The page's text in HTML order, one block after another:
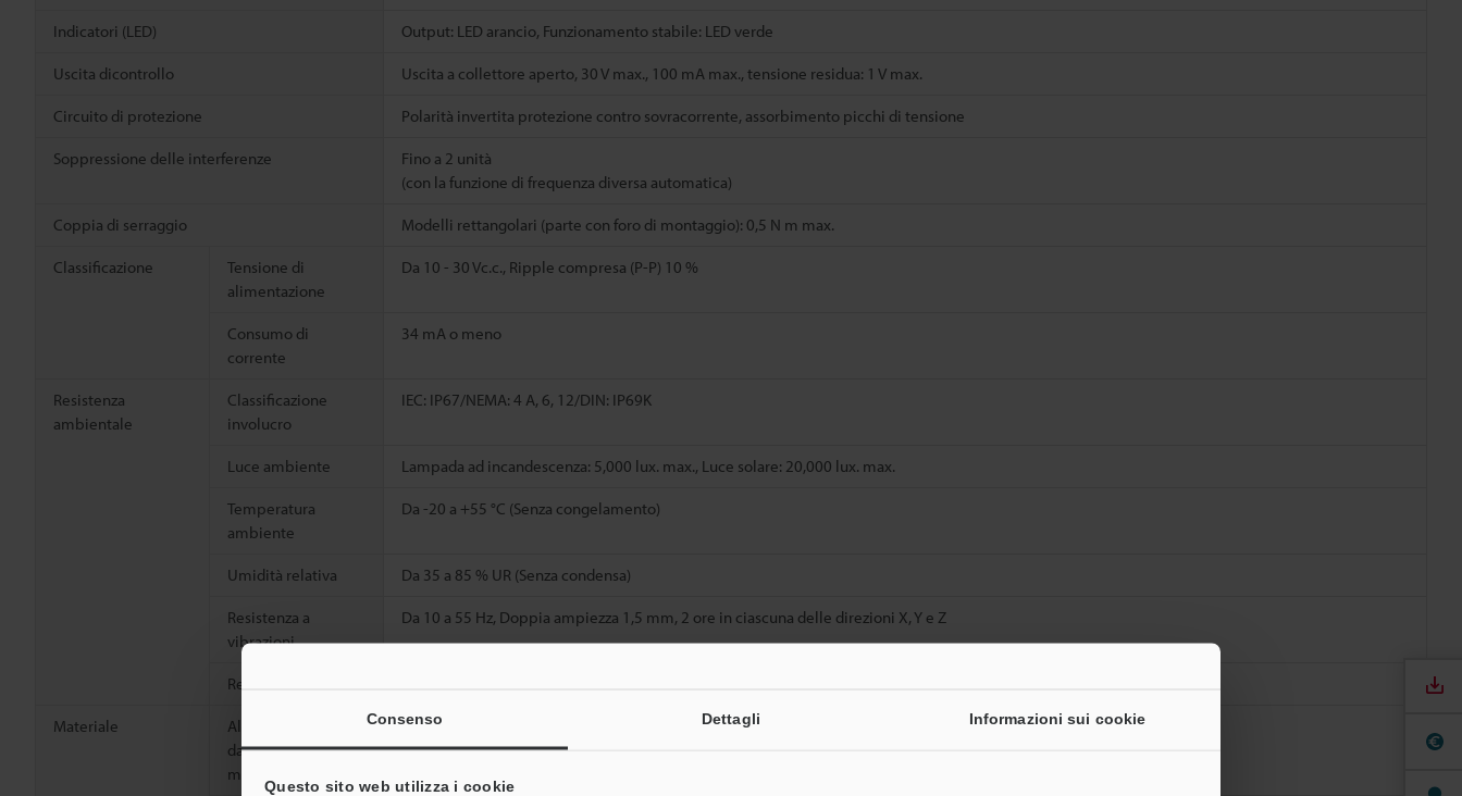
Consenso Dettagli Informazioni sui cookie
Questo sito web utilizza i cookie
Indicatori (LED) Output: LED arancio, Funzionamento stabile: LED verde
Uscita dicontrollo Uscita a collettore aperto, 30 V max., 100 mA max., tensione residua: 1 V max.
Circuito di protezione Polarità invertita protezione contro sovracorrente, assorbimento picchi di tensione
Soppressione delle interferenze
Fino a 2 unità
(con la funzione di frequenza diversa automatica)
Coppia di serraggio Modelli rettangolari (parte con foro di montaggio): 0,5 N m max.
Classificazione
Tensione di
alimentazione
Da 10 - 30 Vc.c., Ripple compresa (P-P) 10 %
Consumo di
corrente
34 mA o meno
Resistenza
ambientale
Classificazione
involucro
IEC: IP67/NEMA: 4 A, 6, 12/DIN: IP69K
Luce ambiente Lampada ad incandescenza: 5,000 lux. max., Luce solare: 20,000 lux. max.
Temperatura
ambiente
Da -20 a +55 °C (Senza congelamento)
Umidità relativa Da 35 a 85 % UR (Senza condensa)
Resistenza a
vibrazioni
Da 10 a 55 Hz, Doppia ampiezza 1,5 mm, 2 ore in ciascuna delle direzioni X, Y e Z
Resistenza agli urti
Materiale
Alloggiamento,
dado M18 (solo
modelli filettati)
PBT rinforzato in fibra di vetro